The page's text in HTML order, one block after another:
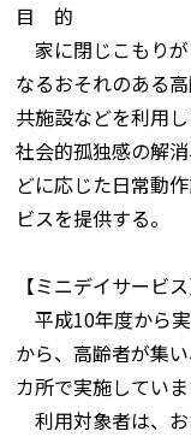
目 的
家に閉じこもり
なるおそれのある
共施設などを利用
社会的孤独感の解
どに応じた日常動
ビスを提供する。
【ミニデイサービス
平成10年度から
から、高齢者が集
カ所で実施していま
利用対象者は、